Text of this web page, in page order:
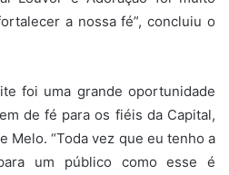
a nossa fé”, concluiu o
foi uma grande oportunidade
de fé para os fiéis da Capital,
Melo. “Toda vez que eu tenho a
um público como esse é